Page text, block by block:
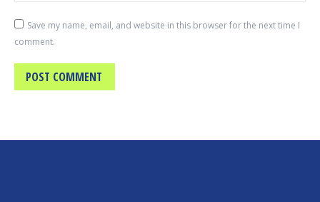
Save my name, email, and website in this browser for the next time I
comment.
POST COMMENT